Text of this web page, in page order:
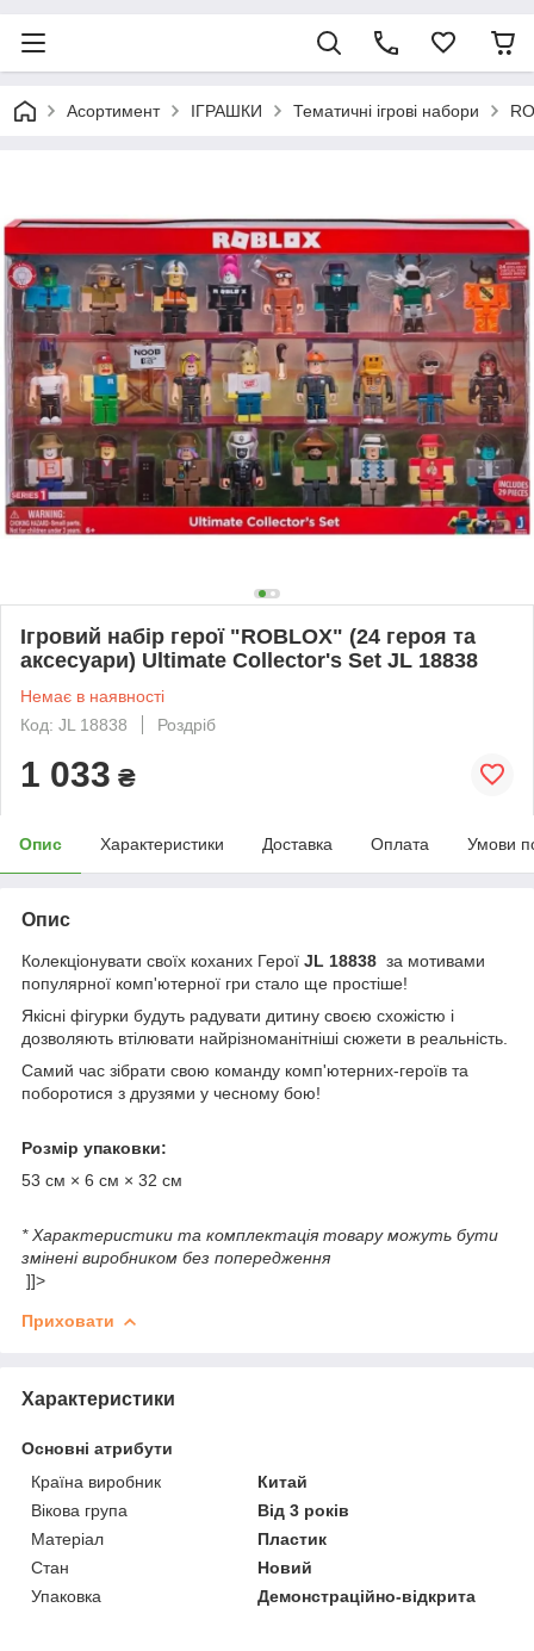
Асортимент ІГРАШКИ Тематичні ігрові набори
Ігровий набір герої "ROBLOX" (24 героя та
аксесуари) Ultimate Collector's Set JL 18838
Немає в наявності
Код: JL 18838
Роздріб
1 033 ₴
Опис Характеристики Доставка Оплата Умови
Опис
Колекціонувати своїх коханих Герої JL 18838 за мотивами
популярної комп'ютерної гри стало ще простіше!
Якісні фігурки будуть радувати дитину своєю схожістю і
дозволяють втілювати найрізноманітніші сюжети в реальність.
Самий час зібрати свою команду комп'ютерних-героїв та
поборотися з друзями у чесному бою!
Розмір упаковки:
53 см × 6 см × 32 см
* Характеристики та комплектація товару можуть бути
змінені виробником без попередження
]]>
Приховати
Характеристики
Основні атрибути
Країна виробник
Китай
Вікова група
Від 3 років
Матеріал
Пластик
Стан
Новий
Упаковка
Демонстраційно-відкрита